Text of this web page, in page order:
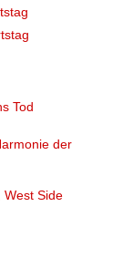
Tod
der
Side